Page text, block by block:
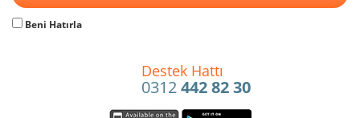
Beni Hatırla
Destek Hattı
0312442 82 30